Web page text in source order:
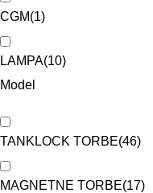
CGM(1)
LAMPA(10)
Model
TANKLOCK TORBE(46)
MAGNETNE TORBE(17)